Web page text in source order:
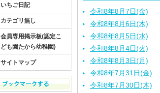
令和8年8月7日(金)
令和8年8月6日(木)
令和8年8月5日(水)
令和8年8月4日(火)
令和8年8月3日(月)
令和8年7月31日(金)
令和8年7月30日(木)
いちご日記
カテゴリ無し
会員専用掲示板(認定こ
ども園たから幼稚園)
サイトマップ